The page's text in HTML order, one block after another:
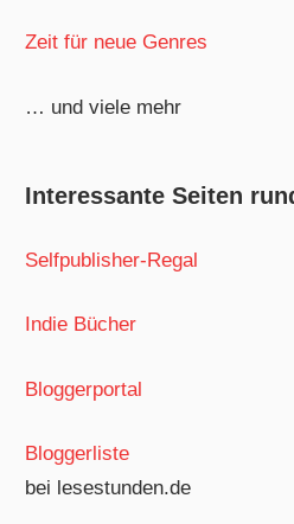
Zeit für neue Genres
… und viele mehr
Interessante Seiten
Selfpublisher-Regal
Indie Bücher
Bloggerportal
Bloggerliste
bei lesestunden.de